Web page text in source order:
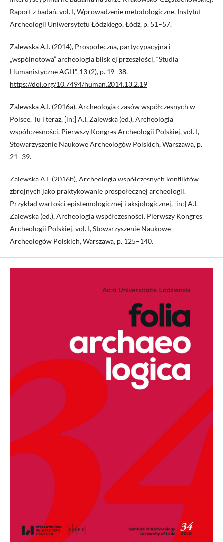
Raport z badań, vol. I, Wprowadzenie metodologiczne, Instytut
Archeologii Uniwersytetu Łódzkiego, Łódź, p. 51–57.
Zalewska A.I. (2014), Prospołeczna, partycypacyjna i
„wspólnotowa” archeologia bliskiej przeszłości, “Studia
Humanistyczne AGH”, 13 (2), p. 19–38,
https://doi.org/10.7494/human.2014.13.2.19
Zalewska A.I. (2016a), Archeologia czasów współczesnych w
Polsce. Tu i teraz, [in:] A.I. Zalewska (ed.), Archeologia
współczesności. Pierwszy Kongres Archeologii Polskiej, vol. I,
Stowarzyszenie Naukowe Archeologów Polskich, Warszawa, p.
21–39.
Zalewska A.I. (2016b), Archeologia współczesnych konﬂiktów
zbrojnych jako praktykowanie prospołecznej archeologii.
Przykład wartości epistemologicznej i aksjologicznej, [in:] A.I.
Zalewska (ed.), Archeologia współczesności. Pierwszy Kongres
Archeologii Polskiej, vol. I, Stowarzyszenie Naukowe
Archeologów Polskich, Warszawa, p. 125–140.